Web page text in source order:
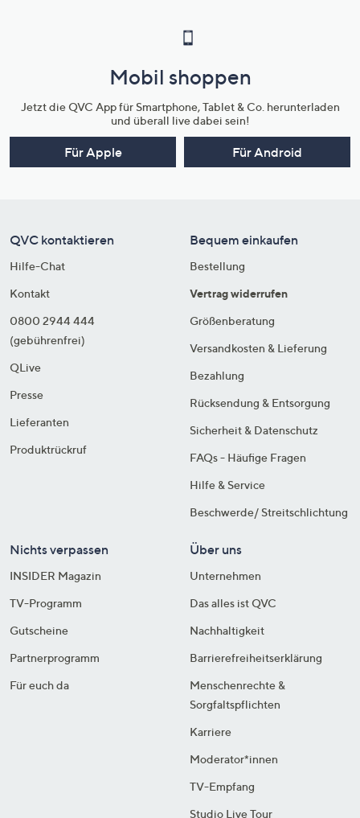
Mobil shoppen
Jetzt die QVC App für Smartphone, Tablet & Co. herunterladen
und überall live dabei sein!
Für Apple Für Android
QVC kontaktieren
Hilfe-Chat
Kontakt
0800 2944 444
(gebührenfrei)
QLive
Presse
Lieferanten
Produktrückruf
Bequem einkaufen
Bestellung
Vertrag widerrufen
Größenberatung
Versandkosten & Lieferung
Bezahlung
Rücksendung & Entsorgung
Sicherheit & Datenschutz
FAQs - Häufige Fragen
Hilfe & Service
Beschwerde/ Streitschlichtung
Nichts verpassen
INSIDER Magazin
TV-Programm
Gutscheine
Partnerprogramm
Für euch da
Über uns
Unternehmen
Das alles ist QVC
Nachhaltigkeit
Barrierefreiheitserklärung
Menschenrechte &
Sorgfaltspflichten
Karriere
Moderator*innen
TV-Empfang
Studio Live Tour